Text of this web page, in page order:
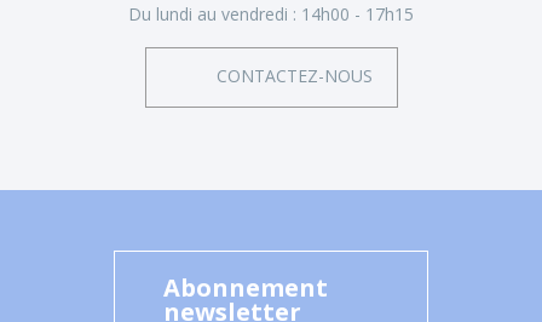
Du lundi au vendredi : 14h00 - 17h15
CONTACTEZ-NOUS
Abonnement
newsletter